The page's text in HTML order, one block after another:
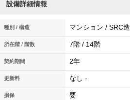
設備詳細情報
種別 / 構造 マンション / SRC造
所在階 / 階数 7階 / 14階
契約期間 2年
更新料 なし -
損保 要